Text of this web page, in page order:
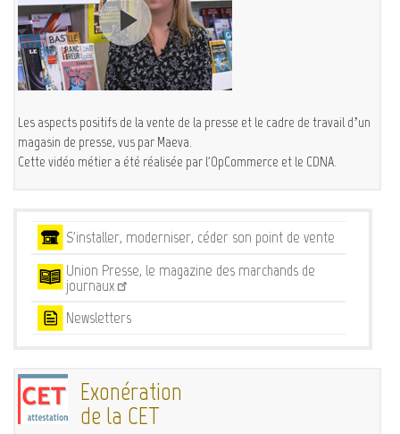
Les aspects positifs de la vente de la presse et le cadre de travail d’un
magasin de presse, vus par Maeva.
Cette vidéo métier a été réalisée par l'OpCommerce et le CDNA.
Services
S'installer, moderniser, céder son point de vente
Union Presse, le magazine des marchands de
journaux
Newsletters
Exonération
de la CET